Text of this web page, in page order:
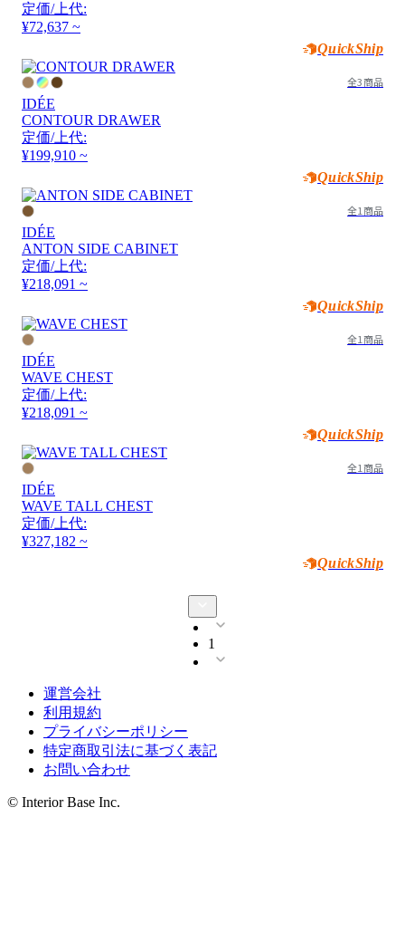
定価/上代:
¥72,637 ~
QuickShip
全3商品
IDÉE
CONTOUR DRAWER
定価/上代:
¥199,910 ~
QuickShip
全1商品
IDÉE
ANTON SIDE CABINET
定価/上代:
¥218,091 ~
QuickShip
全1商品
IDÉE
WAVE CHEST
定価/上代:
¥218,091 ~
QuickShip
全1商品
IDÉE
WAVE TALL CHEST
定価/上代:
¥327,182 ~
QuickShip
1
運営会社
利用規約
プライバシーポリシー
特定商取引法に基づく表記
お問い合わせ
© Interior Base Inc.